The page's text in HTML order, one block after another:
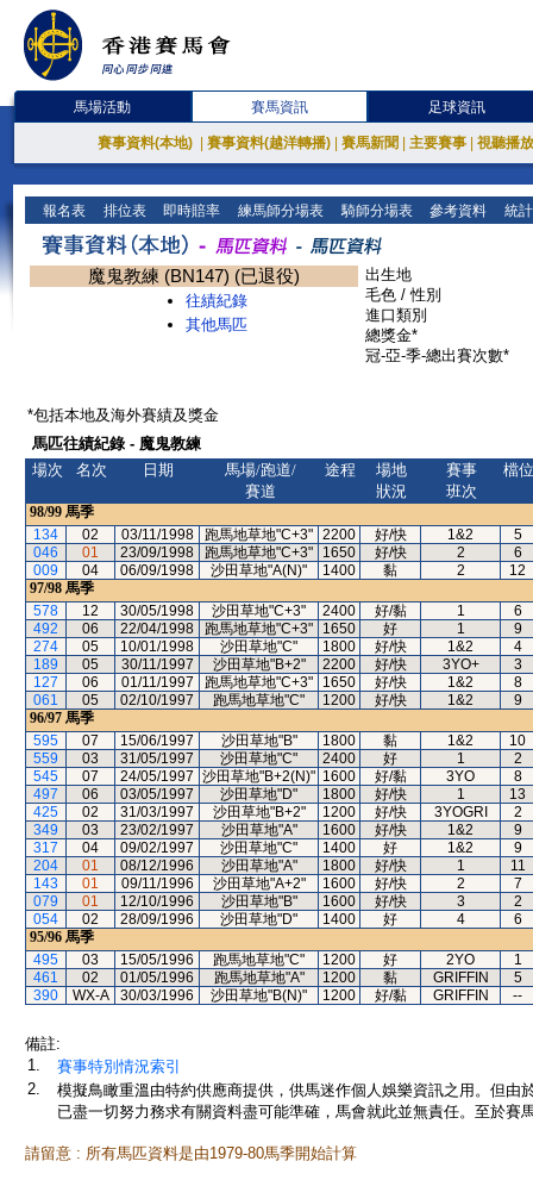
馬場活動 賽馬資訊 足球資訊
賽事資料(本地) 賽事資料(越洋轉播) 賽馬新聞 主要賽事 視聽播
報名表 排位表 即時賠率 練馬師分場表 騎師分場表 參考資料 統
魔鬼教練 (BN147) (已退役)
往績紀錄
其他馬匹
出生地
毛色 / 性別
進口類別
總獎金*
冠-亞-季-總出賽次數*
*包括本地及海外賽績及獎金
馬匹往績紀錄 - 魔鬼教練
場次
名次 日期
馬場/跑道/
賽道
途程
場地
狀況
賽事
班次
檔位
98/99 馬季
134
02 03/11/1998 跑馬地草地"C+3" 2200 好/快 1&2
5
046
01 23/09/1998 跑馬地草地"C+3" 1650 好/快 2
6
009
04 06/09/1998 沙田草地"A(N)" 1400 黏 2
12
97/98 馬季
578
12 30/05/1998 沙田草地"C+3" 2400 好/黏 1
6
492
06 22/04/1998 跑馬地草地"C+3" 1650 好 1
9
274
05 10/01/1998 沙田草地"C" 1800 好/快 1&2
4
189
05 30/11/1997 沙田草地"B+2" 2200 好/快 3YO+
3
127
06 01/11/1997 跑馬地草地"C+3" 1650 好/快 1&2
8
061
05 02/10/1997 跑馬地草地"C" 1200 好/快 1&2
9
96/97 馬季
595
07 15/06/1997 沙田草地"B" 1800 黏 1&2
10
559
03 31/05/1997 沙田草地"C" 2400 好 1
2
545
07 24/05/1997 沙田草地"B+2(N)" 1600 好/黏 3YO
8
497
06 03/05/1997 沙田草地"D" 1800 好/快 1
13
425
02 31/03/1997 沙田草地"B+2" 1200 好/快 3YOGRI
2
349
03 23/02/1997 沙田草地"A" 1600 好/快 1&2
9
317
04 09/02/1997 沙田草地"C" 1400 好 1&2
9
204
01 08/12/1996 沙田草地"A" 1800 好/快 1
11
143
01 09/11/1996 沙田草地"A+2" 1600 好/快 2
7
079
01 12/10/1996 沙田草地"B" 1600 好/快 3
2
054
02 28/09/1996 沙田草地"D" 1400 好 4
6
95/96 馬季
495
03 15/05/1996 跑馬地草地"C" 1200 好 2YO
1
461
02 01/05/1996 跑馬地草地"A" 1200 黏 GRIFFIN
5
390
WX-A 30/03/1996 沙田草地"B(N)" 1200 好/黏 GRIFFIN --
備註:
1.
賽事特別情況索引
2.
模擬鳥瞰重溫由特約供應商提供，供馬迷作個人娛樂資訊之用。但
已盡一切努力務求有關資料盡可能準確，馬會就此並無責任。至於賽
請留意 : 所有馬匹資料是由1979-80馬季開始計算